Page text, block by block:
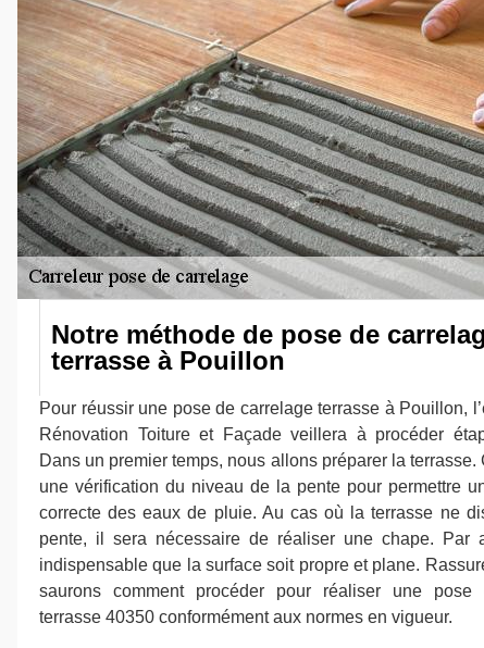
Notre méthode de pose de
terrasse à Pouillon
Pour réussir une pose de carrelage terrasse à Pouillon,
Rénovation Toiture et Façade veillera à procéder
Dans un premier temps, nous allons préparer la
une vérification du niveau de la pente pour permettre
correcte des eaux de pluie. Au cas où la terrasse ne
pente, il sera nécessaire de réaliser une chape. Par
indispensable que la surface soit propre et plane.
saurons comment procéder pour réaliser une pose
terrasse 40350 conformément aux normes en vigueur.